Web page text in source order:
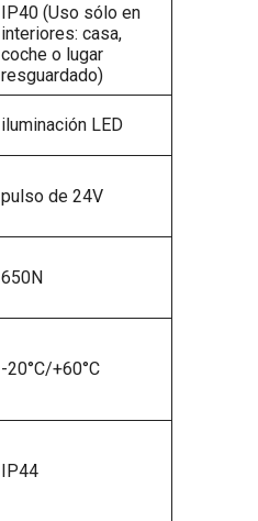
IP40 (Uso sólo en
interiores: casa,
coche o lugar
resguardado)
iluminación LED
pulso de 24V
650N
-20°C/+60°C
IP44